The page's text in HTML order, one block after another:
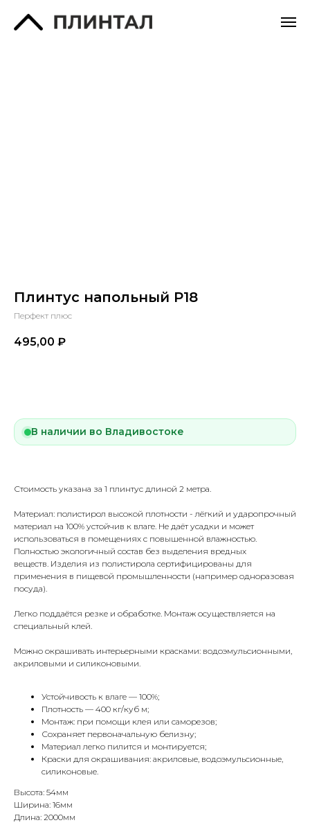
Плинтус напольный P18
Перфект плюс
495,00 ₽
В наличии во Владивостоке
Стоимость указана за 1 плинтус длиной 2 метра.
Материал: полистирол высокой плотности - лёгкий и ударопрочный
материал на 100% устойчив к влаге. Не даёт усадки и может
использоваться в помещениях с повышенной влажностью.
Полностью экологичный состав без выделения вредных
веществ. Изделия из полистирола сертифицированы для
применения в пищевой промышленности (например одноразовая
посуда).
Легко поддаётся резке и обработке. Монтаж осуществляется на
специальный клей.
Можно окрашивать интерьерными красками: водоэмульсионными,
акриловыми и силиконовыми.
Устойчивость к влаге — 100%;
Плотность — 400 кг/куб м;
Монтаж: при помощи клея или саморезов;
Сохраняет первоначальную белизну;
Материал легко пилится и монтируется;
Краски для окрашивания: акриловые, водоэмульсионные,
силиконовые.
Высота: 54мм
Ширина: 16мм
Длина: 2000мм